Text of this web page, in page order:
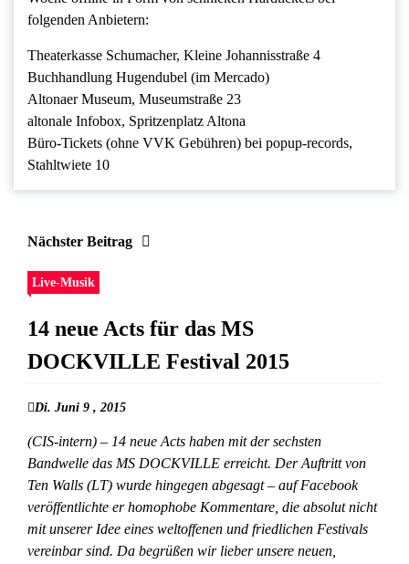
folgenden Anbietern:
Theaterkasse Schumacher, Kleine Johannisstraße 4
Buchhandlung Hugendubel (im Mercado)
Altonaer Museum, Museumstraße 23
altonale Infobox, Spritzenplatz Altona
Büro-Tickets (ohne VVK Gebühren) bei popup-records,
Stahltwiete 10
Nächster Beitrag
Live-Musik
14 neue Acts für das MS
DOCKVILLE Festival 2015
Di. Juni 9 , 2015
(CIS-intern) – 14 neue Acts haben mit der sechsten
Bandwelle das MS DOCKVILLE erreicht. Der Auftritt von
Ten Walls (LT) wurde hingegen abgesagt – auf Facebook
veröffentlichte er homophobe Kommentare, die absolut nicht
mit unserer Idee eines weltoffenen und friedlichen Festivals
vereinbar sind. Da begrüßen wir lieber unsere neuen,